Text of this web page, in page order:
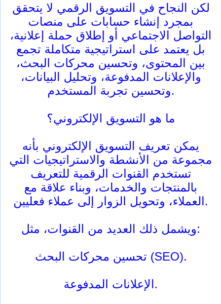
لكن النجاح في التسويق الرقمي لا يتحقق
بمجرد إنشاء حسابات على منصات
التواصل الاجتماعي أو إطلاق حملة إعلانية،
بل يعتمد على استراتيجية متكاملة تجمع
بين المحتوى، وتحسين محركات البحث،
والإعلانات المدفوعة، وتحليل البيانات،
وتحسين تجربة المستخدم.
ما هو التسويق الإلكتروني؟
يمكن تعريف التسويق الإلكتروني بأنه
مجموعة من الأنشطة والاستراتيجيات التي
تستخدم القنوات الرقمية للتعريف
بالمنتجات والخدمات، وبناء علاقة مع
العملاء، وتحويل الزوار إلى عملاء فعليين.
ويشمل ذلك العديد من القنوات، مثل:
تحسين محركات البحث (SEO).
الإعلانات المدفوعة.